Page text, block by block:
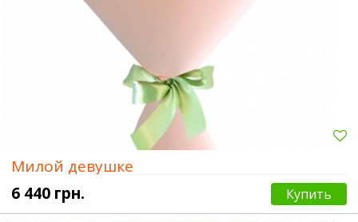
Милой девушке
6 440 грн.
Купить